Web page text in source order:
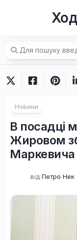
Новини
В посадці
Жировом
Маркевича
від Петро Нек